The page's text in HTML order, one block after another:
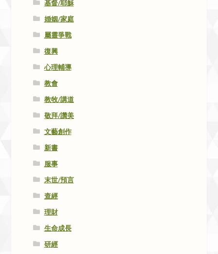
基督/耶穌
婚姻/家庭
屬靈爭戰
復興
心理輔導
教會
教牧/講道
敬拜/讚美
文藝創作
新書
服事
末世/預言
查經
理財
生命成長
研經